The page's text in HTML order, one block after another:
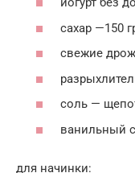
сахар —150
свежие
соль —
ванильный
для начинки: